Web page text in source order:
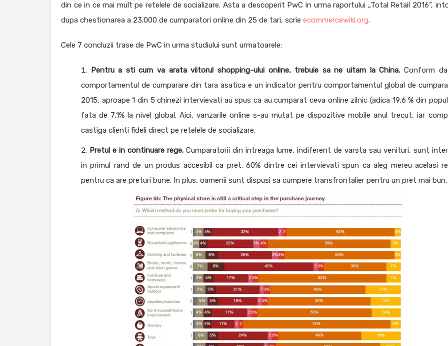
din ce in ce mai mult pe retelele de socializare. Asta a descoperit PwC in urma raportului „Total Retail 2016”,
dupa chestionarea a 23.000 de cumparatori online din 25 de tari, scrie ecommercewiki.org.
Cele 7 concluzii trase de PwC in urma studiului sunt urmatoarele:
Pentru a sti cum va arata viitorul shopping-ului online, trebuie sa ne uitam la China. Conform
comportamentul de cumparare din tara asatica e un indicator pentru comportamentul global de
2015, aproape 1 din 5 chinezi intervievati au spus ca au cumparat ceva online zilnic (adica 19,6 % din
fata de 7,1% la nivel global. Aici, vanzarile online s-au mutat pe dispozitive mobile anul trecut, iar
castiga clienti fideli direct pe retelele de socializare.
Pretul e in continuare rege. Cumparatorii din intreaga lume, indiferent de varsta sau venituri, sunt
in primul rand de un produs accesibil ca pret. 60% dintre cei intervievati spun ca aleg mereu acelasi
pentru ca are preturi bune. In plus, oamenii sunt dispusi sa cumpere transfrontalier pentru un pret mai bun.